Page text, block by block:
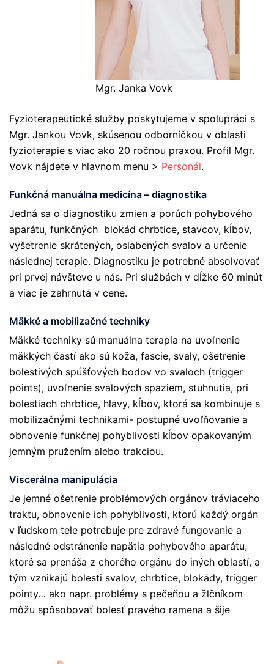
Mgr. Janka Vovk
Fyzioterapeutické služby poskytujeme v spolupráci s
Mgr. Jankou Vovk, skúsenou odborníčkou v oblasti
fyzioterapie s viac ako 20 ročnou praxou. Profil Mgr.
Vovk nájdete v hlavnom menu > Personál.
Funkčná manuálna medicína – diagnostika
Jedná sa o diagnostiku zmien a porúch pohybového
aparátu, funkčných blokád chrbtice, stavcov, kĺbov,
vyšetrenie skrátených, oslabených svalov a určenie
následnej terapie. Diagnostiku je potrebné absolvovať
pri prvej návšteve u nás. Pri službách v dĺžke 60 minút
a viac je zahrnutá v cene.
Mäkké a mobilizačné techniky
Mäkké techniky sú manuálna terapia na uvoľnenie
mäkkých častí ako sú koža, fascie, svaly, ošetrenie
bolestivých spúšťových bodov vo svaloch (trigger
points), uvoľnenie svalových spaziem, stuhnutia, pri
bolestiach chrbtice, hlavy, kĺbov, ktorá sa kombinuje s
mobilizačnými technikami- postupné uvoľňovanie a
obnovenie funkčnej pohyblivosti kĺbov opakovaným
jemným pružením alebo trakciou.
Viscerálna manipulácia
Je jemné ošetrenie problémových orgánov tráviaceho
traktu, obnovenie ich pohyblivosti, ktorú každý orgán
v ľudskom tele potrebuje pre zdravé fungovanie a
následné odstránenie napätia pohybového aparátu,
ktoré sa prenáša z chorého orgánu do iných oblastí, a
tým vznikajú bolesti svalov, chrbtice, blokády, trigger
pointy… ako napr. problémy s pečeňou a žlčníkom
môžu spôsobovať bolesť pravého ramena a šije